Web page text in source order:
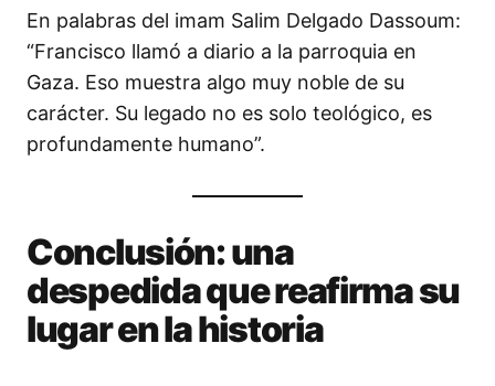
En palabras del imam Salim Delgado Dassoum:
“Francisco llamó a diario a la parroquia en
Gaza. Eso muestra algo muy noble de su
carácter. Su legado no es solo teológico, es
profundamente humano”.
Conclusión: una
despedida que reafirma su
lugar en la historia